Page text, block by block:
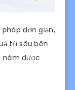
đơn giản,
từ sâu bên
nám được